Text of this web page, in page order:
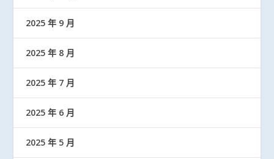
2025 年 9 月
2025 年 8 月
2025 年 7 月
2025 年 6 月
2025 年 5 月